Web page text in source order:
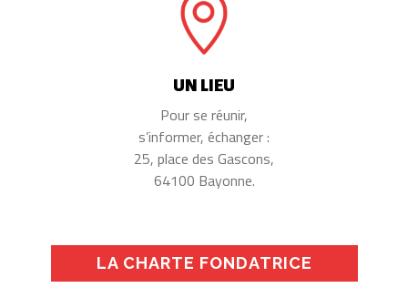
UN LIEU
Pour se réunir,
s’informer, échanger :
25, place des Gascons,
64100 Bayonne.
LA CHARTE FONDATRICE